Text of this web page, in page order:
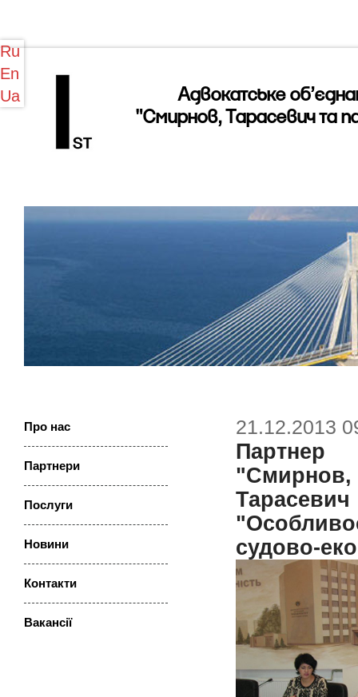
Ru
En
Ua
Адвокатське
"Смирнов, Тарасевич та
Про нас
Партнери
Послуги
Новини
Контакти
Ваканcії
21.12.2013
Партнер
"Смирнов,
судово-